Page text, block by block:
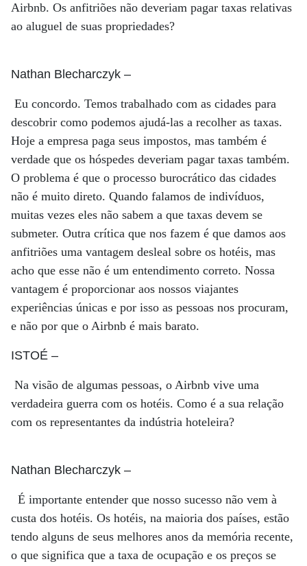
Airbnb. Os anfitriões não deveriam pagar taxas relativas
ao aluguel de suas propriedades?
Nathan Blecharczyk –
Eu concordo. Temos trabalhado com as cidades para
descobrir como podemos ajudá-las a recolher as taxas.
Hoje a empresa paga seus impostos, mas também é
verdade que os hóspedes deveriam pagar taxas também.
O problema é que o processo burocrático das cidades
não é muito direto. Quando falamos de indivíduos,
muitas vezes eles não sabem a que taxas devem se
submeter. Outra crítica que nos fazem é que damos aos
anfitriões uma vantagem desleal sobre os hotéis, mas
acho que esse não é um entendimento correto. Nossa
vantagem é proporcionar aos nossos viajantes
experiências únicas e por isso as pessoas nos procuram,
e não por que o Airbnb é mais barato.
ISTOÉ –
Na visão de algumas pessoas, o Airbnb vive uma
verdadeira guerra com os hotéis. Como é a sua relação
com os representantes da indústria hoteleira?
Nathan Blecharczyk –
É importante entender que nosso sucesso não vem à
custa dos hotéis. Os hotéis, na maioria dos países, estão
tendo alguns de seus melhores anos da memória recente,
o que significa que a taxa de ocupação e os preços se